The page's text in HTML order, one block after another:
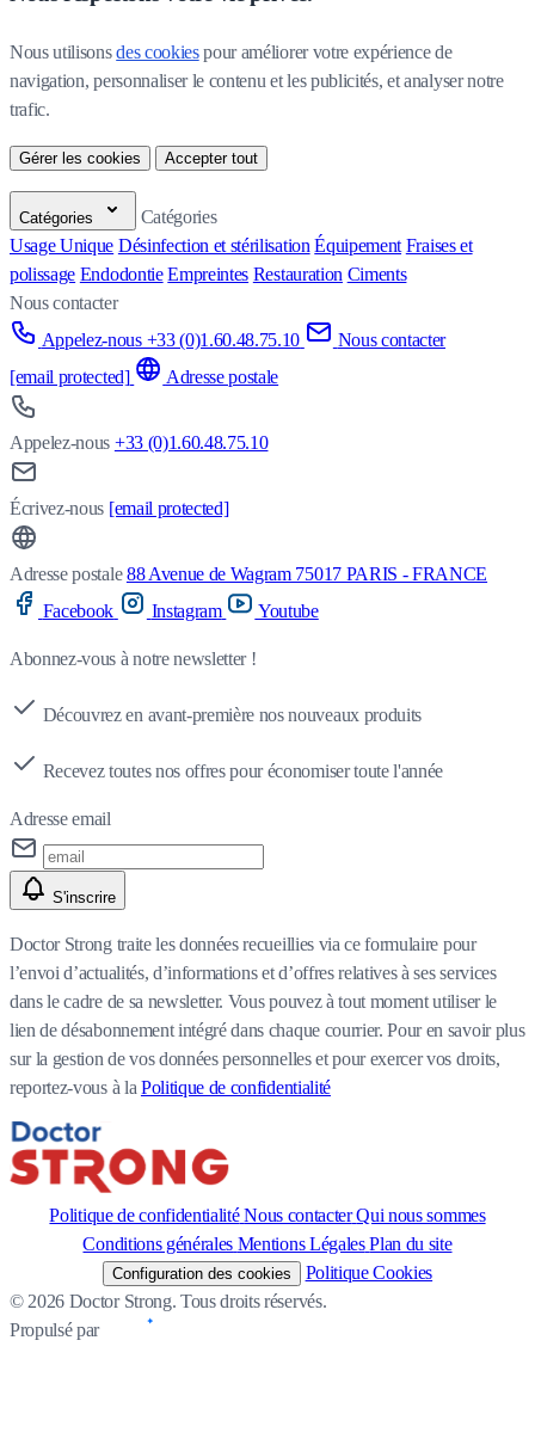
Nous utilisons des cookies pour améliorer votre expérience de
navigation, personnaliser le contenu et les publicités, et analyser notre
trafic.
Gérer les cookies Accepter tout
Catégories
Catégories
Usage Unique Désinfection et stérilisation Équipement Fraises et
polissage Endodontie Empreintes Restauration Ciments
Nous contacter
Appelez-nous +33 (0)1.60.48.75.10
Nous contacter
[email protected]
Adresse postale
Appelez-nous +33 (0)1.60.48.75.10
Écrivez-nous [email protected]
Adresse postale 88 Avenue de Wagram 75017 PARIS - FRANCE
Facebook
Instagram Youtube
Abonnez-vous à notre newsletter !
Découvrez en avant-première nos nouveaux produits
Recevez toutes nos offres pour économiser toute l'année
Adresse email
S'inscrire
Doctor Strong traite les données recueillies via ce formulaire pour
l’envoi d’actualités, d’informations et d’offres relatives à ses services
dans le cadre de sa newsletter. Vous pouvez à tout moment utiliser le
lien de désabonnement intégré dans chaque courrier. Pour en savoir plus
sur la gestion de vos données personnelles et pour exercer vos droits,
reportez-vous à la Politique de confidentialité
Politique de confidentialité Nous contacter Qui nous sommes
Conditions générales Mentions Légales Plan du site
Configuration des cookies
Politique Cookies
© 2026 Doctor Strong. Tous droits réservés.
Propulsé par